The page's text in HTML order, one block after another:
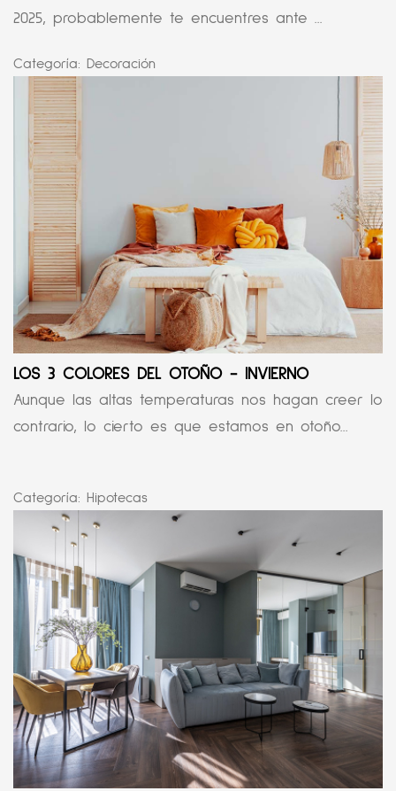
2025, probablemente te encuentres ante ...
Categoría: Decoración
LOS 3 COLORES DEL OTOÑO - INVIERNO
Aunque las altas temperaturas nos hagan creer lo
contrario, lo cierto es que estamos en otoño...
Categoría: Hipotecas